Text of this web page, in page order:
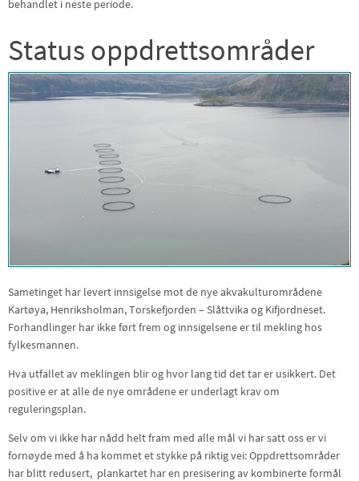
behandlet i neste periode.
Status oppdrettsområder
Sametinget har levert innsigelse mot de nye akvakulturområdene
Kartøya, Henriksholman, Torskefjorden – Slåttvika og Kifjordneset.
Forhandlinger har ikke ført frem og innsigelsene er til mekling hos
fylkesmannen.
Hva utfallet av meklingen blir og hvor lang tid det tar er usikkert. Det
positive er at alle de nye områdene er underlagt krav om
reguleringsplan.
Selv om vi ikke har nådd helt fram med alle mål vi har satt oss er vi
fornøyde med å ha kommet et stykke på riktig vei: Oppdrettsområder
har blitt redusert, plankartet har en presisering av kombinerte formål